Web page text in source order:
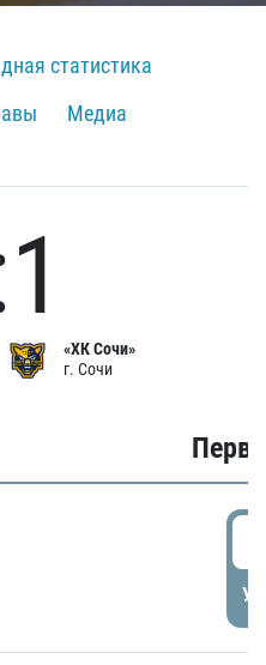
статистика
Медиа
«ХК Сочи»
г. Сочи